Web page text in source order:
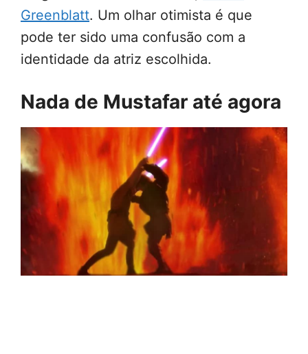
Greenblatt. Um olhar otimista é que
pode ter sido uma confusão com a
identidade da atriz escolhida.
Nada de Mustafar até agora